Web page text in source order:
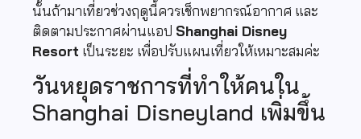
นั้นถ้ามาเที่ยวช่วงฤดูนี้ควรเช็กพยากรณ์อากาศ และ
ติดตามประกาศผ่านแอป Shanghai Disney
Resort เป็นระยะ เพื่อปรับแผนเที่ยวให้เหมาะสมค่ะ
วันหยุดราชการที่ทำให้คนใน
Shanghai Disneyland เพิ่มขึ้น